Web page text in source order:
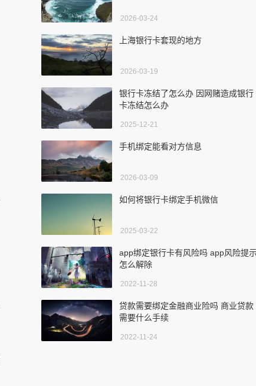
2026-03-24
上海银行卡套现的地方
2026-03-19
银行卡冻结了怎么办 因网赌造成银行
卡冻结怎么办
2025-12-21
手机绑定能看对方信息
2026-03-09
如何将银行卡绑定手机微信
2025-03-22
app绑定银行卡有风险吗 app风险提
怎么解除
2022-11-28
贷款需要绑定金融商业险吗 商业贷款
需要什么手续
2022-11-24